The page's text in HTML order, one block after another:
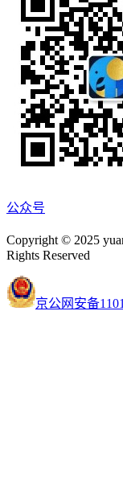
公众号
Copyright © 2025
Rights Reserved
京公网安备